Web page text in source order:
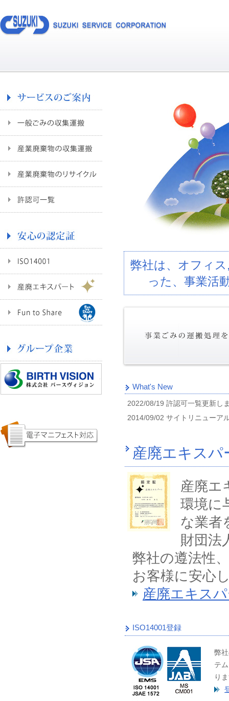
弊社は、オフィ
った、事業活
What's New
2022/08/19 許認可一覧更新し
2014/09/02 サイトリニューア
産廃エキスパ
産廃エ
環境に
な業者
財団法
弊社の遵法性
お客様に安心
産廃エキス
ISO14001登録
弊
テ
り